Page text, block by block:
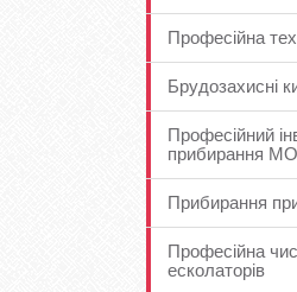
Професійна
Брудозахисні
Професійний
прибирання
Прибирання
Професійна
есколаторів